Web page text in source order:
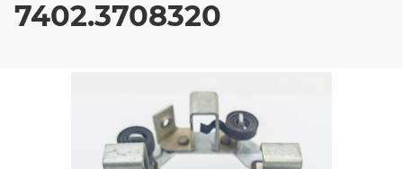
7402.3708320